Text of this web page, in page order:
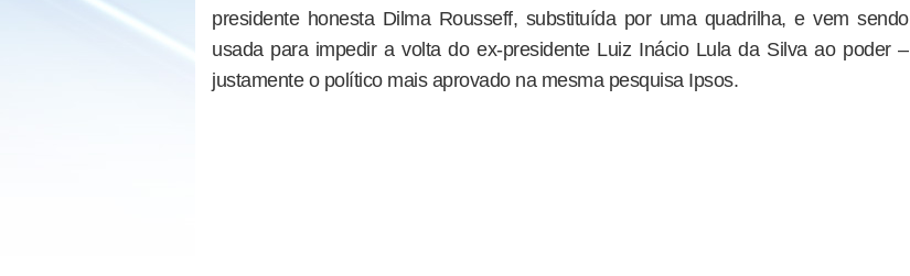
presidente honesta Dilma Rousseff, substituída por uma quadrilha, e vem sendo
usada para impedir a volta do ex-presidente Luiz Inácio Lula da Silva ao poder –
justamente o político mais aprovado na mesma pesquisa Ipsos.